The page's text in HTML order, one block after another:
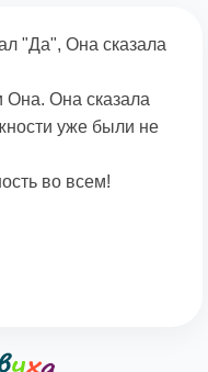
"Да", Она сказала
Она. Она сказала
уже были не
во всем!